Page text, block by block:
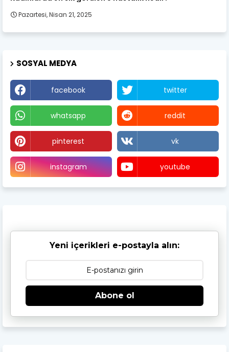
Pazartesi, Nisan 21, 2025
SOSYAL MEDYA
facebook twitter
whatsapp reddit
pinterest vk
instagram youtube
Yeni içerikleri e-postayla alın:
Abone ol